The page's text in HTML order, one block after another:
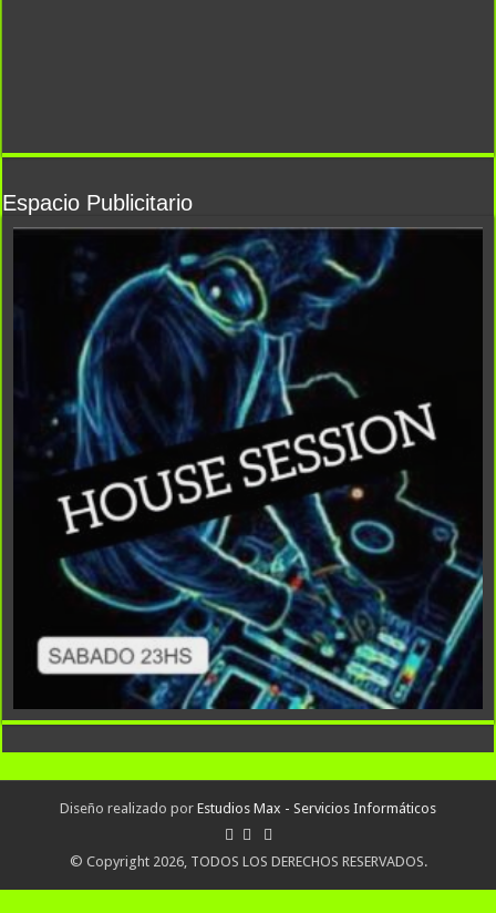
Espacio Publicitario
Diseño realizado por Estudios Max - Servicios Informáticos
© Copyright 2026, TODOS LOS DERECHOS RESERVADOS.